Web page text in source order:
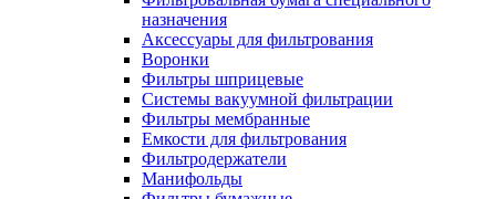
назначения
Аксессуары для фильтрования
Воронки
Фильтры шприцевые
Системы вакуумной фильтрации
Фильтры мембранные
Емкости для фильтрования
Фильтродержатели
Манифольды